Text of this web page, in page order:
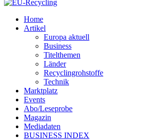
Home
Artikel
Europa aktuell
Business
Titelthemen
Länder
Recyclingrohstoffe
Technik
Marktplatz
Events
Abo/Leseprobe
Magazin
Mediadaten
BUSINESS INDEX